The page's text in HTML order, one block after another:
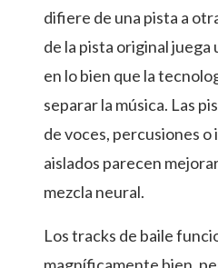
difiere de una pista a
de la pista original
en lo bien que la
separar la música. Las
de voces, percusiones
aislados parecen
mezcla neural.
Los tracks de baile